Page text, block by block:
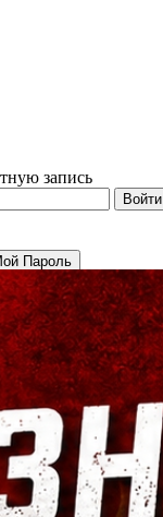
запись